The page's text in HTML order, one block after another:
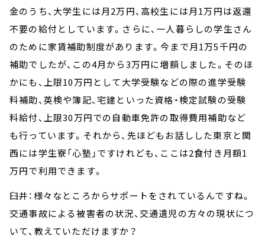
金のうち、大学生には月2万円、高校生には月1万円は返還
不要の給付としています。さらに、一人暮らしの学生さん
のために家賃補助制度があります。今まで月1万5千円の
補助でしたが、この4月から3万円に増額しました。そのほ
かにも、上限10万円として大学受験などの際の進学受験
料補助、英検や簿記、宅建といった資格・検定試験の受験
料給付、上限30万円での自動車免許の取得費用補助など
も行っています。それから、先ほどもお話しした東京と関
西には学生寮「心塾」ですけれども、ここは2食付き月額1
万円で利用できます。
臼井：様々なところからサポートをされているんですね。
交通事故による被害者の状況、交通遺児の方々の現状につ
いて、教えていただけますか？